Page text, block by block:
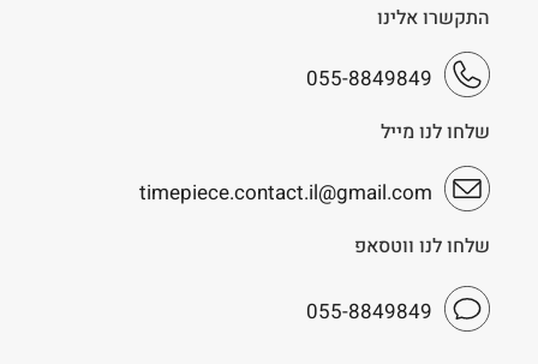
התקשרו אלינו
055-8849849
שלחו לנו מייל
timepiece.contact.il@gmail.com
שלחו לנו ווטסאפ
055-8849849